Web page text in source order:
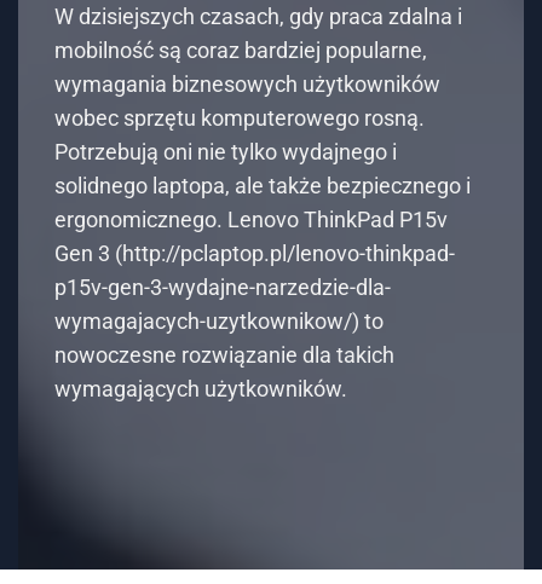
W dzisiejszych czasach, gdy praca zdalna i
mobilność są coraz bardziej popularne,
wymagania biznesowych użytkowników
wobec sprzętu komputerowego rosną.
Potrzebują oni nie tylko wydajnego i
solidnego laptopa, ale także bezpiecznego i
ergonomicznego. Lenovo ThinkPad P15v
Gen 3 (http://pclaptop.pl/lenovo-thinkpad-
p15v-gen-3-wydajne-narzedzie-dla-
wymagajacych-uzytkownikow/) to
nowoczesne rozwiązanie dla takich
wymagających użytkowników.